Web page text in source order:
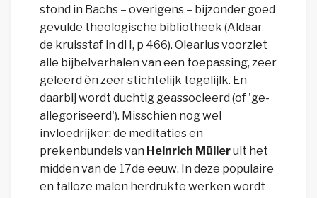
stond in Bachs – overigens – bijzonder goed
gevulde theologische bibliotheek (Aldaar
de kruisstaf in dl I, p 466). Olearius voorziet
alle bijbelverhalen van een toepassing, zeer
geleerd èn zeer stichtelijk tegelijlk. En
daarbij wordt duchtig geassocieerd (of 'ge-
allegoriseerd'). Misschien nog wel
invloedrijker: de meditaties en
prekenbundels van Heinrich Mülleruit het
midden van de 17de eeuw. In deze populaire
en talloze malen herdrukte werken wordt